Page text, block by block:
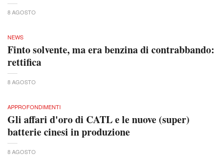
8 AGOSTO
NEWS
Finto solvente, ma era benzina di contrabbando:
rettifica
8 AGOSTO
APPROFONDIMENTI
Gli affari d'oro di CATL e le nuove (super)
batterie cinesi in produzione
8 AGOSTO